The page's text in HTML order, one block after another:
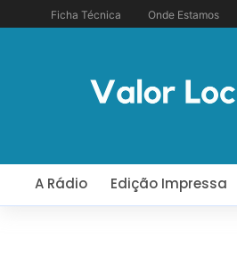
Ficha Técnica Onde Estamos
A Rádio Edição Impressa